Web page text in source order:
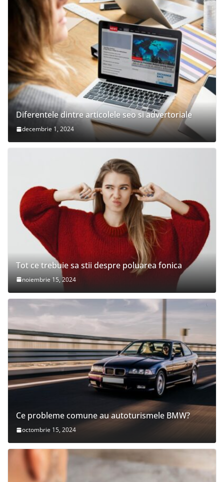
Diferentele dintre articolele seo si advertoriale
decembrie 1, 2024
Tot ce trebuie sa stii despre poluarea fonica
noiembrie 15, 2024
Ce probleme comune au autoturismele BMW?
octombrie 15, 2024